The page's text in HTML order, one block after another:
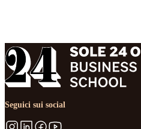
Seguici sui social